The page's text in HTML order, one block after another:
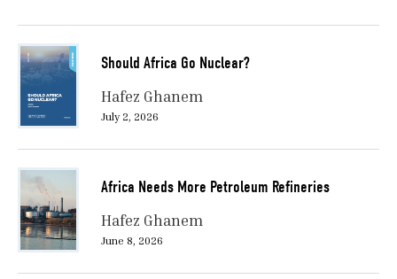
Should Africa Go Nuclear?
Hafez Ghanem
July 2, 2026
Africa Needs More Petroleum Refineries
Hafez Ghanem
June 8, 2026